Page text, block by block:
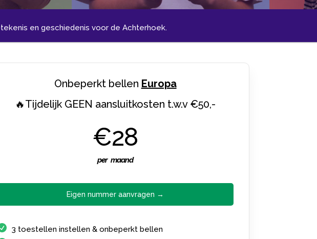
en geschiedenis voor de Achterhoek.​
Onbeperkt bellen Europa
🔥Tijdelijk GEEN aansluitkosten t.w.v €50,-
€28
per maand
Eigen nummer aanvragen →
3 toestellen instellen & onbeperkt bellen